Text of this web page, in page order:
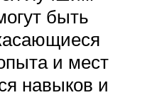
быть
и мест
навыков и